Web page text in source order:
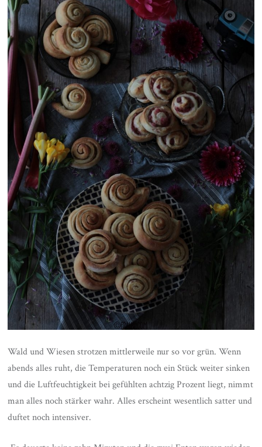
Wald und Wiesen strotzen mittlerweile nur so vor grün. Wenn
abends alles ruht, die Temperaturen noch ein Stück weiter sinken
und die Luftfeuchtigkeit bei gefühlten achtzig Prozent liegt, nimmt
man alles noch stärker wahr. Alles erscheint wesentlich satter und
duftet noch intensiver.